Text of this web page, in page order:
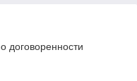
договоренности